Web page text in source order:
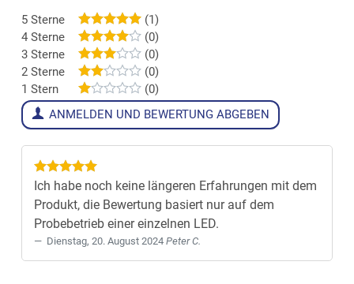
5 Sterne
(1)
4 Sterne
(0)
3 Sterne
(0)
2 Sterne
(0)
1 Stern
(0)
ANMELDEN UND BEWERTUNG ABGEBEN
Ich habe noch keine längeren Erfahrungen mit dem
Produkt, die Bewertung basiert nur auf dem
Probebetrieb einer einzelnen LED.
Dienstag, 20. August 2024 Peter C.